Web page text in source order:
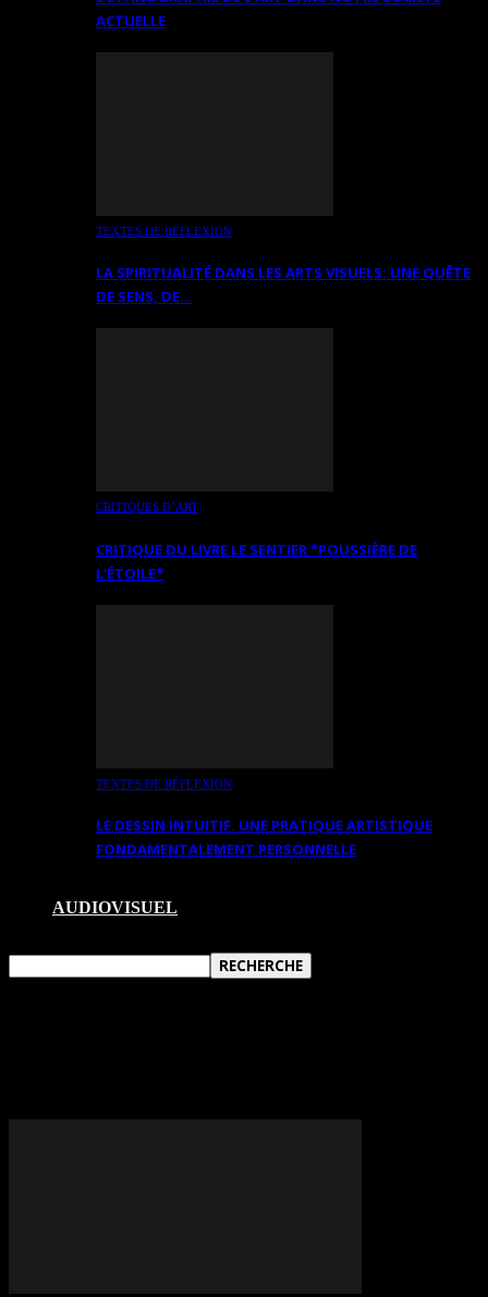
ACTUELLE
TEXTES DE RÉFLEXION
LA SPIRITUALITÉ DANS LES ARTS VISUELS: UNE QUÊTE
DE SENS, DE…
CRITIQUES D’ART
CRITIQUE DU LIVRE LE SENTIER *POUSSIÈRE DE
L’ÉTOILE*
TEXTES DE RÉFLEXION
LE DESSIN INTUITIF. UNE PRATIQUE ARTISTIQUE
FONDAMENTALEMENT PERSONNELLE
AUDIOVISUEL